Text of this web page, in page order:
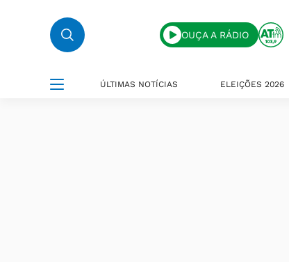
OUÇA A RÁDIO
ÚLTIMAS NOTÍCIAS ELEIÇÕES 2026